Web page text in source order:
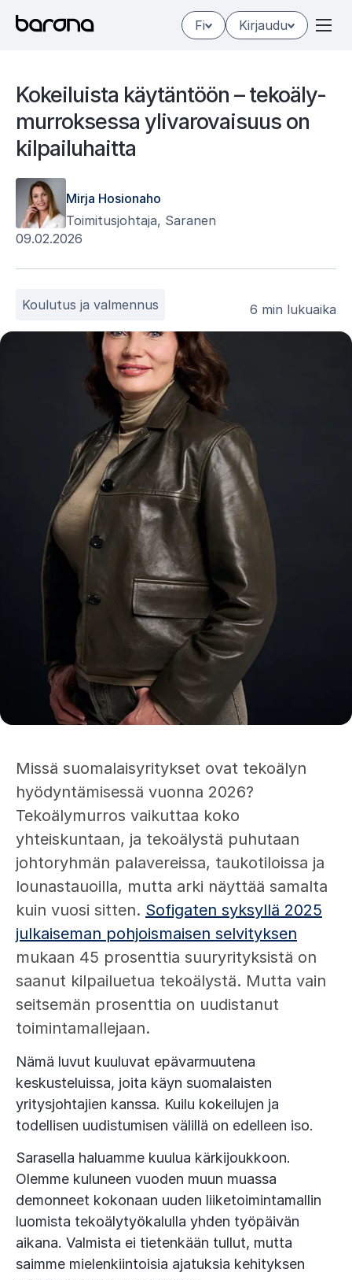
sisältöön
Kirjaudu
Fi
Ko­kei­luis­ta käy­tän­töön – te­ko­ä­ly­
mur­rok­ses­sa yli­va­ro­vai­suus on
kil­pai­lu­hait­ta
Mirja Hosionaho
Toimitusjohtaja, Saranen
09.02.2026
Koulutus ja valmennus 6 min lukuaika
Missä suomalaisyritykset ovat tekoälyn
hyödyntämisessä vuonna 2026?
Tekoälymurros vaikuttaa koko
yhteiskuntaan, ja tekoälystä puhutaan
johtoryhmän palavereissa, taukotiloissa ja
lounastauoilla, mutta arki näyttää samalta
kuin vuosi sitten. Sofigaten syksyllä 2025
julkaiseman pohjoismaisen selvityksen
mukaan 45 prosenttia suuryrityksistä on
saanut kilpailuetua tekoälystä. Mutta vain
seitsemän prosenttia on uudistanut
toimintamallejaan.
Nämä luvut kuuluvat epävarmuutena
keskusteluissa, joita käyn suomalaisten
yritysjohtajien kanssa. Kuilu kokeilujen ja
todellisen uudistumisen välillä on edelleen iso.
Sarasella haluamme kuulua kärkijoukkoon.
Olemme kuluneen vuoden muun muassa
demonneet kokonaan uuden liiketoimintamallin
luomista tekoälytyökalulla yhden työpäivän
aikana. Valmista ei tietenkään tullut, mutta
saimme mielenkiintoisia ajatuksia kehityksen